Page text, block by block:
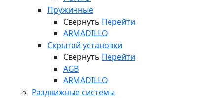
Пружинные
Свернуть Перейти
ARMADILLO
Скрытой установки
Свернуть Перейти
AGB
ARMADILLO
Раздвижные системы